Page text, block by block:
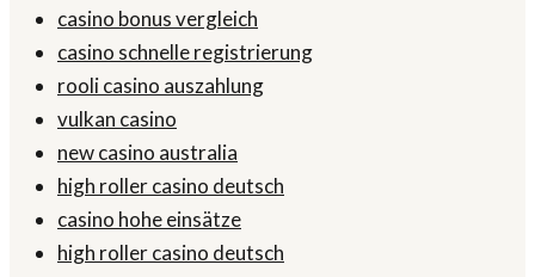
casino bonus vergleich
casino schnelle registrierung
rooli casino auszahlung
vulkan casino
new casino australia
high roller casino deutsch
casino hohe einsätze
high roller casino deutsch